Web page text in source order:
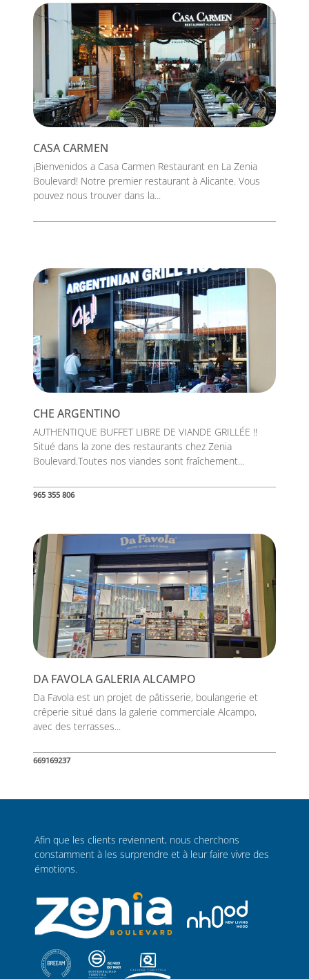
CASA CARMEN
¡Bienvenidos a Casa Carmen Restaurant en La Zenia
Boulevard! Notre premier restaurant à Alicante. Vous
pouvez nous trouver dans la...
CHE ARGENTINO
AUTHENTIQUE BUFFET LIBRE DE VIANDE GRILLÉE !!
Situé dans la zone des restaurants chez Zenia
Boulevard.Toutes nos viandes sont fraîchement...
965 355 806
DA FAVOLA GALERIA ALCAMPO
Da Favola est un projet de pâtisserie, boulangerie et
crêperie situé dans la galerie commerciale Alcampo,
avec des terrasses...
669169237
Afin que les clients reviennent, nous cherchons
constamment à les surprendre et à leur faire vivre des
émotions.